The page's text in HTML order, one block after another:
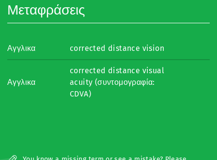
Μεταφράσεις
Αγγλικα corrected distance vision
Αγγλικα
corrected distance visual
acuity (συντομογραφία:
CDVA)